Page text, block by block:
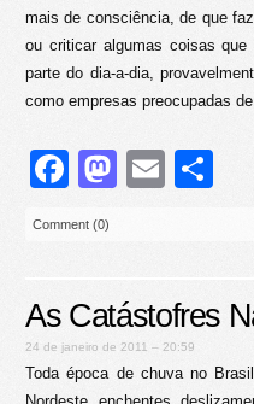
mais de consciência, de que
ou criticar algumas coisas
parte do dia-a-dia,
como empresas preocupadas
Facebook
Email
Comment (0)
As Catástofres
24 de janeiro de 2011 – 20:59
Toda época de chuva no
Nordeste, enchentes,